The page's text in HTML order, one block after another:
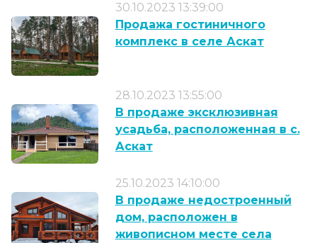
30.10.2023 13:39:00
Продажа гостиничного
комплекс в селе Аскат
28.10.2023 13:55:00
В продаже эксклюзивная
усадьба, расположенная в с.
Аскат
25.10.2023 14:10:00
В продаже недостроенный
дом, расположен в
живописном месте села